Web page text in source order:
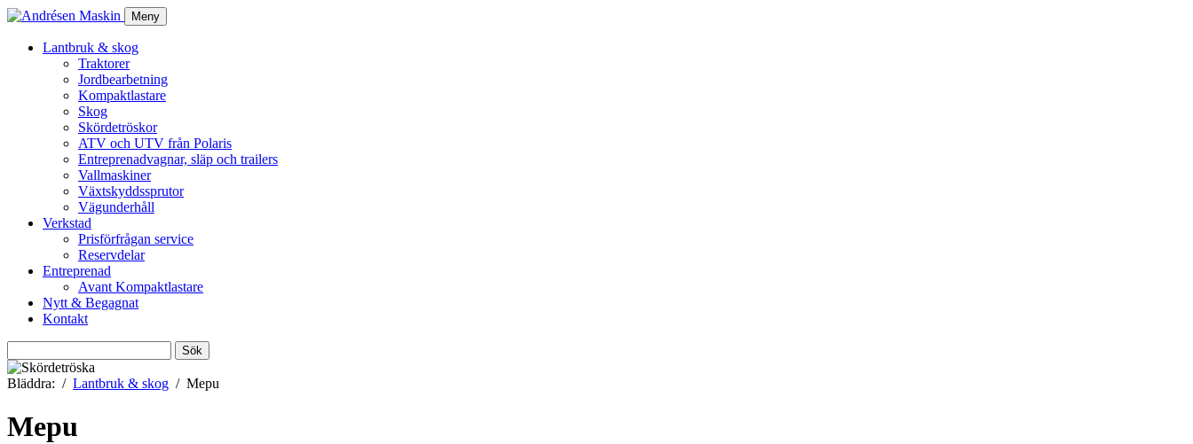
Meny
Lantbruk & skog
Traktorer
Jordbearbetning
Kompaktlastare
Skog
Skördetröskor
ATV och UTV från Polaris
Entreprenadvagnar, släp och trailers
Vallmaskiner
Växtskyddssprutor
Vägunderhåll
Verkstad
Prisförfrågan service
Reservdelar
Entreprenad
Avant Kompaktlastare
Nytt & Begagnat
Kontakt
efter:
Bläddra:
Lantbruk & skog Mepu
Mepu